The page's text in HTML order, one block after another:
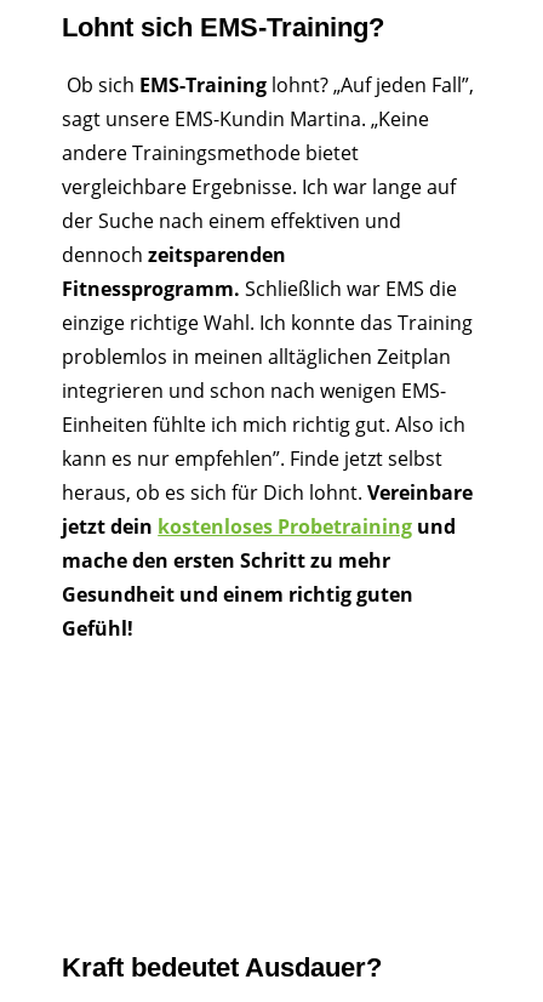
Lohnt sich EMS-Training?
Ob sich EMS-Training lohnt? „Auf jeden Fall”,
sagt unsere EMS-Kundin Martina. „Keine
andere Trainingsmethode bietet
vergleichbare Ergebnisse. Ich war lange auf
der Suche nach einem effektiven und
dennochzeitsparenden
Fitnessprogramm. Schließlich war EMS die
einzige richtige Wahl. Ich konnte das Training
problemlos in meinen alltäglichen Zeitplan
integrieren und schon nach wenigen EMS-
Einheiten fühlte ich mich richtig gut. Also ich
kann es nur empfehlen”. Finde jetzt selbst
heraus, ob es sich für Dich lohnt.Vereinbare
jetzt dein kostenloses Probetraining und
mache den ersten Schritt zu mehr
Gesundheit und einem richtig guten
Gefühl!
Kraft bedeutet Ausdauer?